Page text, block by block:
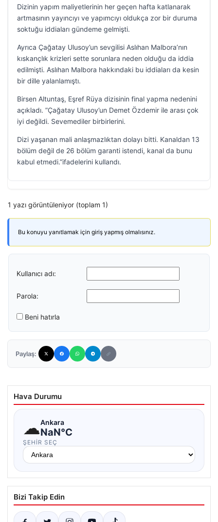
Dizinin yapım maliyetlerinin her geçen hafta katlanarak
artmasının yayıncıyı ve yapımcıyı oldukça zor bir duruma
soktuğu iddiaları gündeme gelmişti.
Ayrıca Çağatay Ulusoy’un sevgilisi Aslıhan Malbora’nın
kıskançlık krizleri sette sorunlara neden olduğu da iddia
edilmişti. Aslıhan Malbora hakkındaki bu iddiaları da kesin
bir dille yalanlamıştı.
Birsen Altuntaş, Eşref Rüya dizisinin final yapma nedenini
açıkladı. ”Çağatay Ulusoy’un Demet Özdemir ile arası çok
iyi değildi. Sevemediler birbirlerini.
Dizi yaşanan mali anlaşmazlıktan dolayı bitti. Kanaldan 13
bölüm değil de 26 bölüm garanti istendi, kanal da bunu
kabul etmedi.”ifadelerini kullandı.
1 yazı görüntüleniyor (toplam 1)
Bu konuyu yanıtlamak için giriş yapmış olmalısınız.
Kullanıcı adı:
Parola:
Beni hatırla
Paylaş:
Hava Durumu
☁Ankara
NaN°C
ŞEHIR SEÇ
Bizi Takip Edin